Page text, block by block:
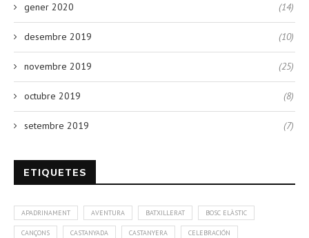
gener 2020 (14)
desembre 2019 (10)
novembre 2019 (25)
octubre 2019 (8)
setembre 2019 (7)
ETIQUETES
APADRINAMENT AVENTURA BATXILLERAT BOSC ELÀSTIC
CANÇONS CASTANYADA CASTANYERA CELEBRACIÓN